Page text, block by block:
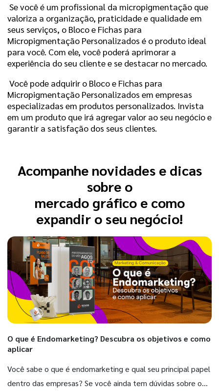
Se você é um profissional da micropigmentação que
valoriza a organização, praticidade e qualidade em
seus serviços, o Bloco e Fichas para
Micropigmentação Personalizados é o produto ideal
para você. Com ele, você poderá aprimorar a
experiência do seu cliente e se destacar no mercado.
Você pode adquirir o Bloco e Fichas para
Micropigmentação Personalizados em empresas
especializadas em produtos personalizados. Invista
em um produto que irá agregar valor ao seu negócio e
garantir a satisfação dos seus clientes.
Acompanhe novidades e dicas
sobre o
mercado gráfico e como
expandir o seu negócio!
O que é Endomarketing? Descubra os objetivos e como
aplicar
Você sabe o que é endomarketing e qual seu principal papel
dentro das empresas? Se você ainda tem dúvidas sobre o